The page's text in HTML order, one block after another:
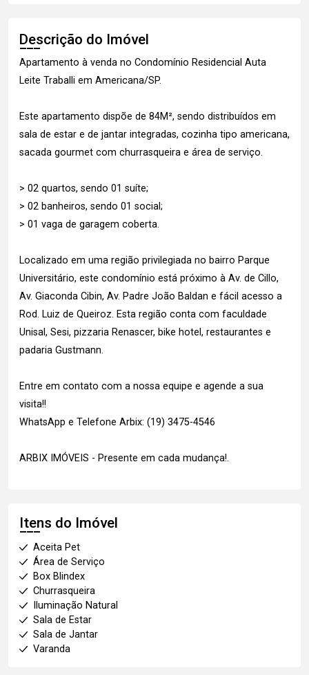
Descrição do Imóvel
Apartamento à venda no Condomínio Residencial Auta
Leite Traballi em Americana/SP.
Este apartamento dispõe de 84M², sendo distribuídos em
sala de estar e de jantar integradas, cozinha tipo americana,
sacada gourmet com churrasqueira e área de serviço.
> 02 quartos, sendo 01 suíte;
> 02 banheiros, sendo 01 social;
> 01 vaga de garagem coberta.
Localizado em uma região privilegiada no bairro Parque
Universitário, este condomínio está próximo à Av. de Cillo,
Av. Giaconda Cibin, Av. Padre João Baldan e fácil acesso a
Rod. Luiz de Queiroz. Esta região conta com faculdade
Unisal, Sesi, pizzaria Renascer, bike hotel, restaurantes e
padaria Gustmann.
Entre em contato com a nossa equipe e agende a sua
visita!!
WhatsApp e Telefone Arbix: (19) 3475-4546
ARBIX IMÓVEIS - Presente em cada mudança!.
Itens do Imóvel
Aceita Pet
Área de Serviço
Box Blindex
Churrasqueira
Iluminação Natural
Sala de Estar
Sala de Jantar
Varanda